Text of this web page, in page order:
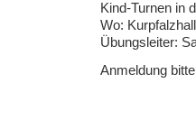
Kind-Turnen in
Wo:
Übungsleiter:
Anmeldung